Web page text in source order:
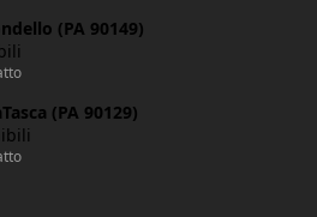
(PA 90149)
(PA 90129)